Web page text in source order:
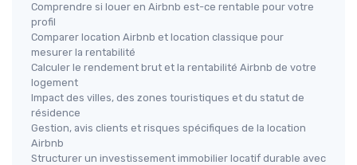
Comprendre si louer en Airbnb est-ce rentable pour votre
profil
Comparer location Airbnb et location classique pour
mesurer la rentabilité
Calculer le rendement brut et la rentabilité Airbnb de votre
logement
Impact des villes, des zones touristiques et du statut de
résidence
Gestion, avis clients et risques spécifiques de la location
Airbnb
Structurer un investissement immobilier locatif durable avec